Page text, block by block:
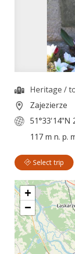
Heritage /
Zajezierze
51°33'14"N
117 m n. p.
Select trip
+
−